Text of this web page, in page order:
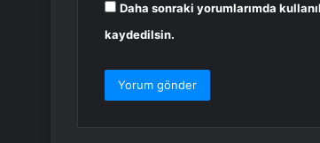
Daha sonraki yorumlarımda
kaydedilsin.